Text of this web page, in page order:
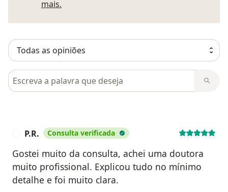
mais.
Pesquisar em opiniões
P.R. Consulta verificada
Gostei muito da consulta, achei uma doutora
muito profissional. Explicou tudo no mínimo
detalhe e foi muito clara.